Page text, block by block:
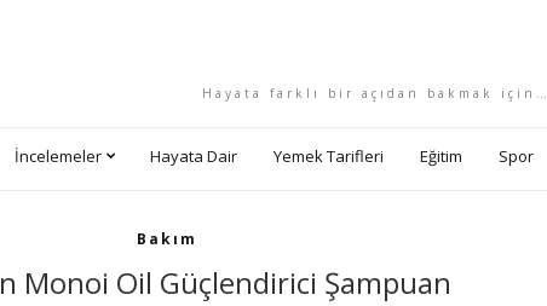
Hayata farklı bir açıdan bakmak için…
İncelemeler Hayata Dair Yemek Tarifleri Eğitim Spor
Bakım
Monoi Oil Güçlendirici Şampuan